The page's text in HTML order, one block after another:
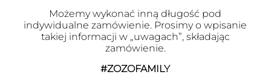
Możemy wykonać inną długość pod
indywidualne zamówienie. Prosimy o wpisanie
takiej informacji w „uwagach”, składając
zamówienie.
#ZOZOFAMILY